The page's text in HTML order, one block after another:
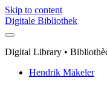
Skip to content
Digitale Bibliothek
Digital Library •
Hendrik Mäkeler